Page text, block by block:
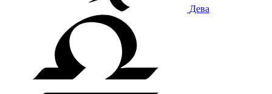
Дева